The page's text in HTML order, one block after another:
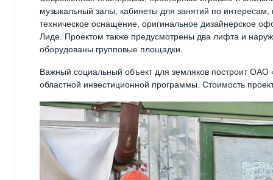
музыкальный залы, кабинеты для занятий по
техническое оснащение, оригинальное дизайнерское
Лиде. Проектом также предусмотрены два лифта и
оборудованы групповые площадки.
Важный социальный объект для земляков построит ОАО
областной инвестиционной программы. Стоимость